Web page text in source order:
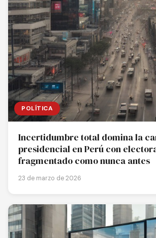
POLÍTICA
Incertidumbre total domina la
presidencial en Perú con
fragmentado como nunca antes
23 de marzo de 2026